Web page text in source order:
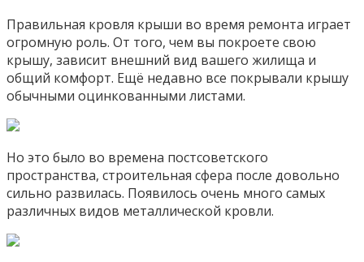
Правильная кровля крыши во время ремонта играет
огромную роль. От того, чем вы покроете свою
крышу, зависит внешний вид вашего жилища и
общий комфорт. Ещё недавно все покрывали крышу
обычными оцинкованными листами.
Но это было во времена постсоветского
пространства, строительная сфера после довольно
сильно развилась. Появилось очень много самых
различных видов металлической кровли.